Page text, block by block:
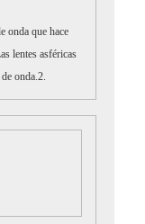
onda que hace
lentes asféricas
onda.2.
de...